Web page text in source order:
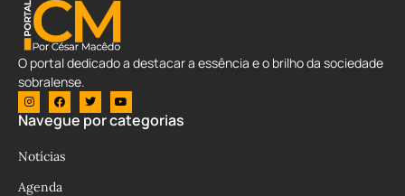
O portal dedicado a destacar a essência e o brilho da sociedade
sobralense.
Navegue por categorias
Notícias
Agenda